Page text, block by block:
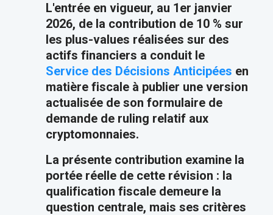
L'entrée en vigueur, au 1er janvier
2026, de la contribution de 10 % sur
les plus-values réalisées sur des
actifs financiers a conduit le
Service des Décisions Anticipées en
matière fiscale à publier une version
actualisée de son formulaire de
demande de ruling relatif aux
cryptomonnaies.
La présente contribution examine la
portée réelle de cette révision : la
qualification fiscale demeure la
question centrale, mais ses critères